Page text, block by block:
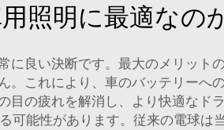
照明に最適なの
良い決断です。最大のメリット
これにより、車のバッテリーへ
の疲れを解消し、より快適なド
可能性があります。従来の電球は